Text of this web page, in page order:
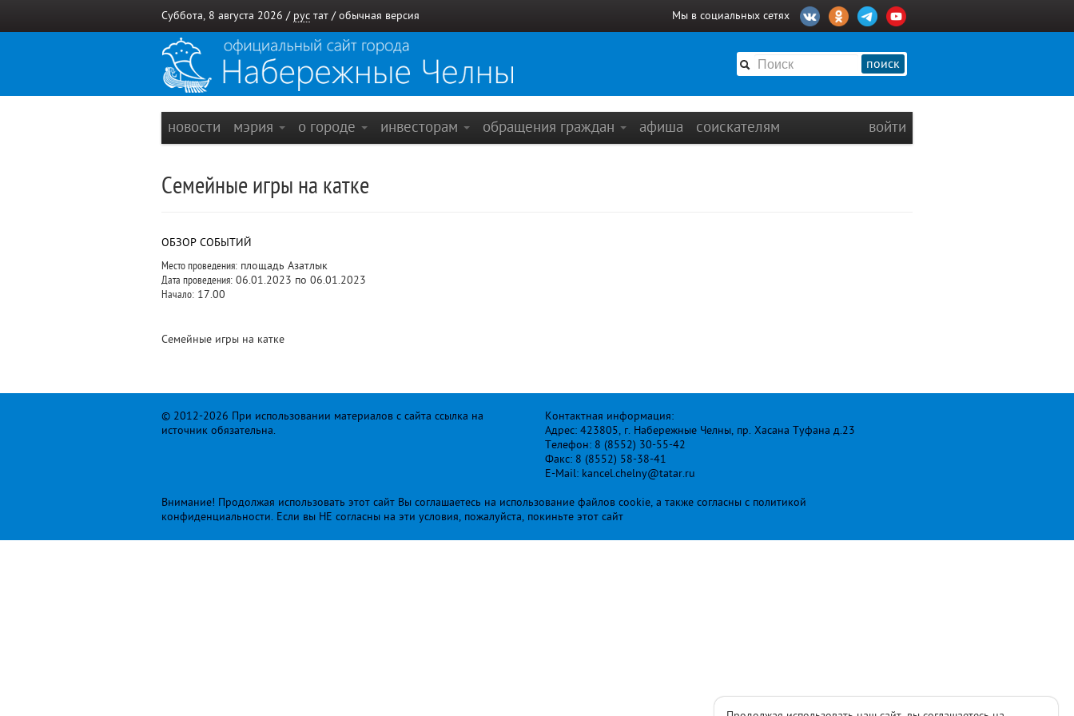
Суббота, 8 августа 2026 / рус тат / обычная версия Мы в социальных сетях
поиск
новости мэрия о городе инвесторам обращения граждан афиша соискателям войти
Семейные игры на катке
ОБЗОР СОБЫТИЙ
Место проведения: площадь Азатлык
Дата проведения: 06.01.2023 по 06.01.2023
Начало: 17.00
Семейные игры на катке
© 2012-2026 При использовании материалов с сайта ссылка на
источник обязательна.
Контактная информация:
Адрес: 423805, г. Набережные Челны, пр. Хасана Туфана д.23
Телефон: 8 (8552) 30-55-42
Факс: 8 (8552) 58-38-41
E-Mail: kancel.chelny@tatar.ru
Внимание! Продолжая использовать этот сайт Вы соглашаетесь на использование файлов cookie, а также согласны с политикой
конфиденциальности. Если вы НЕ согласны на эти условия, пожалуйста, покиньте этот сайт